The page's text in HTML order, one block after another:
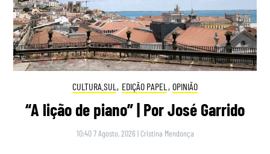
CULTURA.SUL , EDIÇÃO PAPEL , OPINIÃO
“A lição de piano” | Por José Garrido
10:40 7 Agosto, 2026 | Cristina Mendonça